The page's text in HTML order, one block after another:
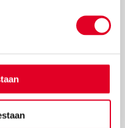
met ballen